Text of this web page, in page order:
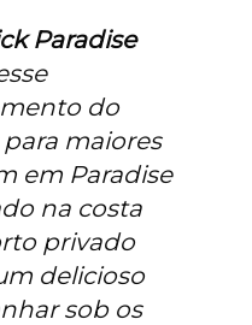
Paradise
do
maiores
em Paradise
na costa
privado
delicioso
sob os